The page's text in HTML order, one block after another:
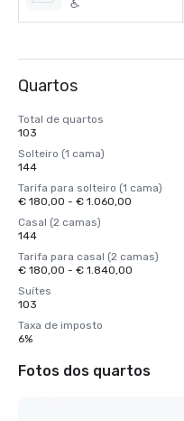
Quartos
Total de quartos
103
Solteiro (1 cama)
144
Tarifa para solteiro (1 cama)
€ 180,00 - € 1.060,00
Casal (2 camas)
144
Tarifa para casal (2 camas)
€ 180,00 - € 1.840,00
Suítes
103
Taxa de imposto
6%
Fotos dos quartos